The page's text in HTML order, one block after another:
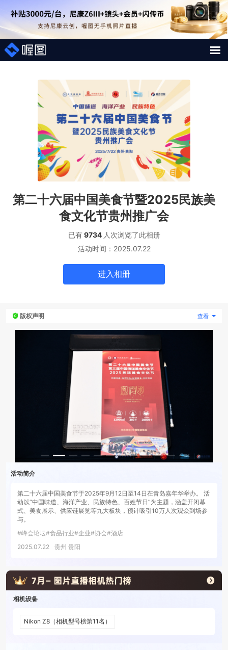
照片案例
短视频直播案例
图片直播系统
AI行业大模型
喔图Skill
第二十六届中国美食节暨2025民族美
食文化节贵州推广会
已有 9734 人次浏览了此相册
活动时间： 2025.07.22
进入相册
版权声明 查看
活动简介
第二十六届中国美食节于2025年9月12日至14日在青岛嘉年华举办。 活
动以“中国味道、海洋产业、民族特色、百姓节日”为主题，涵盖开闭幕
式、美食展示、供应链展览等九大板块，预计吸引10万人次观众到场参
与。
#峰会论坛#食品行业#企业#协会#酒店
2025.07.22
贵州 贵阳
相机设备
Nikon Z8 （相机型号榜第11名）